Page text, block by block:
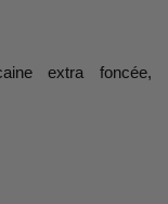
extra foncée,